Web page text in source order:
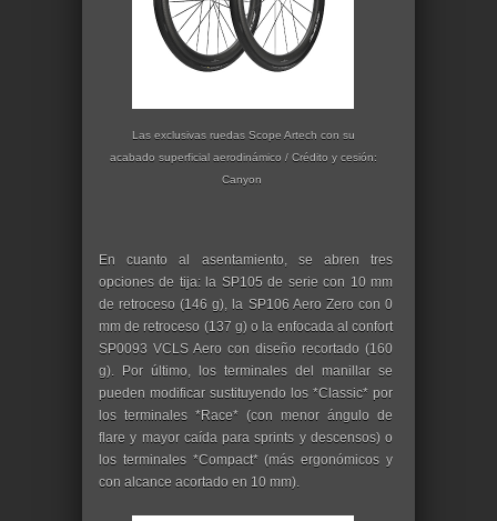
Las exclusivas ruedas Scope Artech con su
acabado superficial aerodinámico / Crédito y cesión:
Canyon
En cuanto al asentamiento, se abren tres
opciones de tija: la SP105 de serie con 10 mm
de retroceso (146 g), la SP106 Aero Zero con 0
mm de retroceso (137 g) o la enfocada al confort
SP0093 VCLS Aero con diseño recortado (160
g). Por último, los terminales del manillar se
pueden modificar sustituyendo los *Classic* por
los terminales *Race* (con menor ángulo de
flare y mayor caída para sprints y descensos) o
los terminales *Compact* (más ergonómicos y
con alcance acortado en 10 mm).